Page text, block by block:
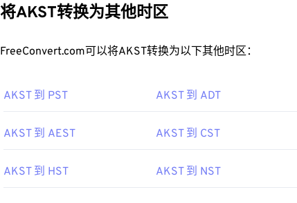
将AKST转换为其他时区
FreeConvert.com可以将AKST转换为以下其他时区：
AKST 到 PST AKST 到 ADT
AKST 到 AEST AKST 到 CST
AKST 到 HST AKST 到 NST